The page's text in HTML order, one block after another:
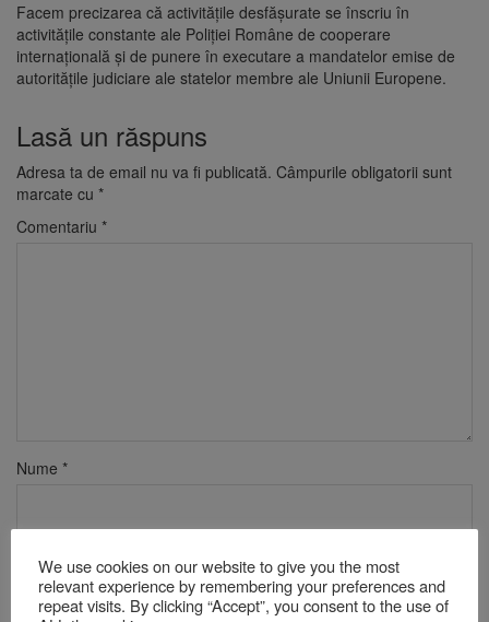
Facem precizarea că activitățile desfășurate se înscriu în
activitățile constante ale Poliției Române de cooperare
internațională și de punere în executare a mandatelor emise de
autoritățile judiciare ale statelor membre ale Uniunii Europene.
Lasă un răspuns
Adresa ta de email nu va fi publicată. Câmpurile obligatorii sunt
marcate cu *
Comentariu *
Nume *
We use cookies on our website to give you the most
relevant experience by remembering your preferences and
repeat visits. By clicking “Accept”, you consent to the use of